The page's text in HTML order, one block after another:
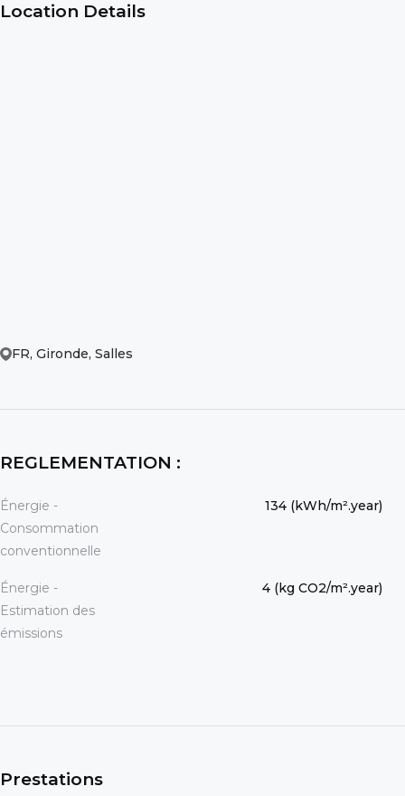
Location Details
FR, Gironde, Salles
REGLEMENTATION :
Énergie -
Consommation
conventionnelle
134 (kWh/m².year)
Énergie -
Estimation des
émissions
4 (kg CO2/m².year)
Prestations